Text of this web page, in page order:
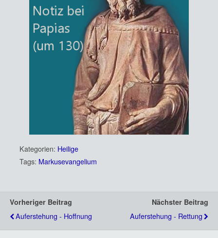
Kategorien: Heilige
Tags: Markusevangelium
Vorheriger Beitrag
Auferstehung - Hoffnung
Nächster Beitrag
Auferstehung - Rettung